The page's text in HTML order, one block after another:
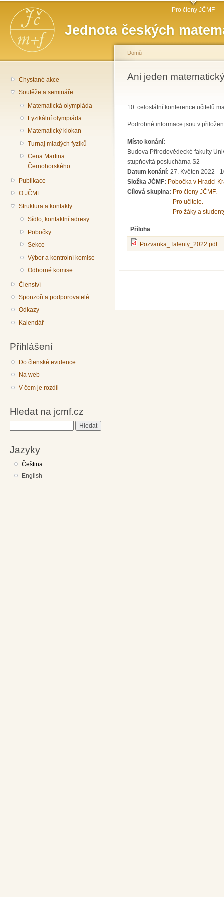
Jednota českých
Hlavní menu Pro členy JČMF
Chystané akce
Soutěže a semináře
Matematická olympiáda
Fyzikální olympiáda
Matematický klokan
Turnaj mladých fyziků
Cena Martina
Černohorského
Publikace
O JČMF
Struktura a kontakty
Sídlo, kontaktní adresy
Pobočky
Sekce
Výbor a kontrolní komise
Odborné komise
Členství
Sponzoři a podporovatelé
Odkazy
Kalendář
Přihlášení
Do členské evidence
Na web
V čem je rozdíl
Hledat na jcmf.cz
Jazyky
Čeština
English
Jste zde
Domů
Ani jeden
10. celostátní konference učitelů
Podrobné informace jsou v
Místo konání:
Budova Přírodovědecké fakulty
stupňovitá posluchárna S2
Datum konání: 27. Květen 2022 -
Složka JČMF: Pobočka v Hradci
Cílová skupina: Pro členy JČMF.
Pro učitele.
Pro žáky a
Příloha
Pozvanka_Talenty_2022.pdf